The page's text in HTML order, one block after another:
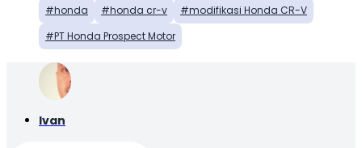
honda honda cr-v
modifikasi Honda CR-V
PT Honda Prospect Motor
Ivan